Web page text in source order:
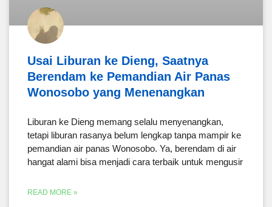
Usai Liburan ke Dieng, Saatnya
Berendam ke Pemandian Air Panas
Wonosobo yang Menenangkan
Liburan ke Dieng memang selalu menyenangkan,
tetapi liburan rasanya belum lengkap tanpa mampir ke
pemandian air panas Wonosobo. Ya, berendam di air
hangat alami bisa menjadi cara terbaik untuk mengusir
READ MORE »